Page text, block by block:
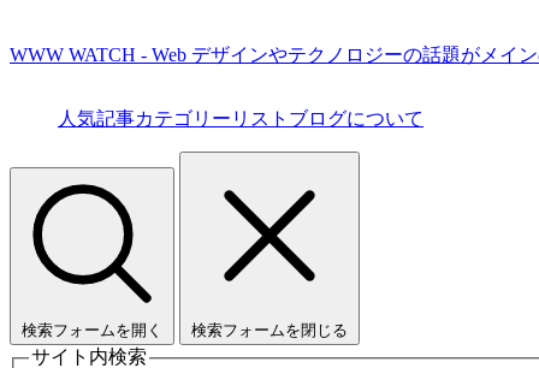
WWW WATCH - Web デザインやテクノロジーの話題がメイ
人気記事カテゴリーリスト ブログについて
検索フォームを開く 検索フォームを閉じる
サイト内検索